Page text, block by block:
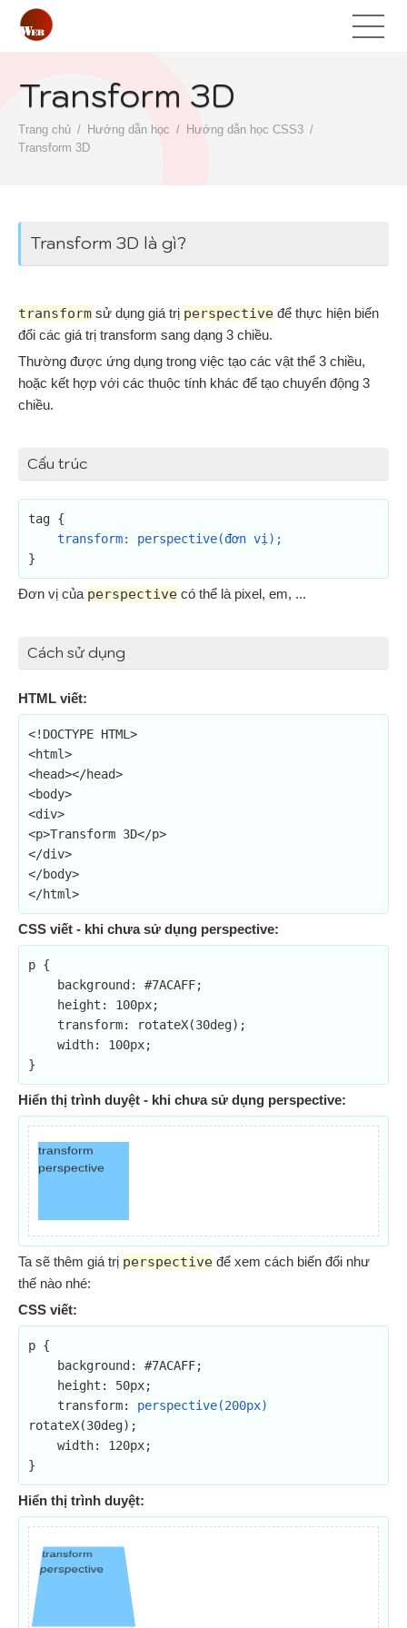
Transform 3D
Trang chủ Hướng dẫn học
Hướng dẫn học CSS3
Transform 3D
Transform 3D là gì?
transform sử dụng giá trị perspective để thực hiện biến
đổi các giá trị transform sang dạng 3 chiều.
Thường được ứng dụng trong việc tạo các vật thể 3 chiều,
hoặc kết hợp với các thuộc tính khác để tạo chuyển động 3
chiều.
Cấu trúc
tag {
transform: perspective(đơn vị);
}
Đơn vị của perspective có thể là pixel, em, ...
Cách sử dụng
HTML viết:
<!DOCTYPE HTML>
<html>
<head></head>
<body>
<div>
<p>Transform 3D</p>
</div>
</body>
</html>
CSS viết - khi chưa sử dụng perspective:
p {
}
Hiển thị trình duyệt - khi chưa sử dụng perspective:
transform
perspective
Ta sẽ thêm giá trị perspective để xem cách biến đổi như
thế nào nhé:
CSS viết:
p {
    transform:
perspective(200px)
rotateX(30deg);
}
Hiển thị trình duyệt:
transform
perspective